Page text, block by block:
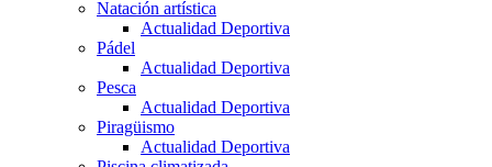
Natación artística
Actualidad Deportiva
Pádel
Actualidad Deportiva
Pesca
Actualidad Deportiva
Piragüismo
Actualidad Deportiva